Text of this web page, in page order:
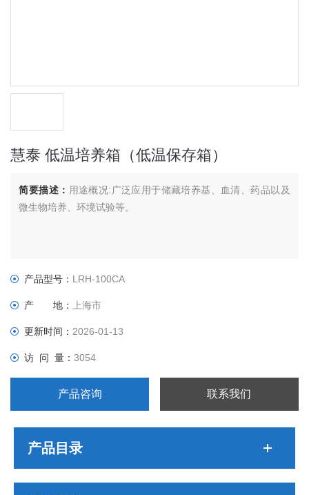
慧泰 低温培养箱（低温保存箱）
简要描述： 用途概况:广泛应用于储藏培养基、血清、药品以及
微生物培养、环境试验等。
产品型号： LRH-100CA
产 地：上海市
更新时间：2026-01-13
访 问 量：3054
产品咨询 联系我们
产品目录